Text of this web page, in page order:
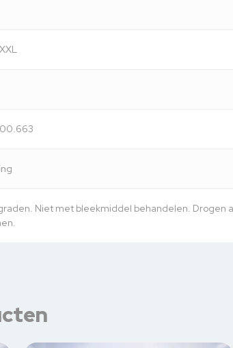
Niet met bleekmiddel behandelen. Drogen